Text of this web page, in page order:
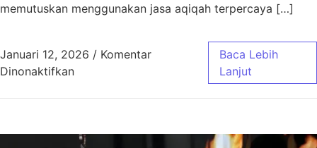
memutuskan menggunakan jasa aqiqah terpercaya […]
Januari 12, 2026 / Komentar
Dinonaktifkanpada Harga Aqiqah Bandung, Antar Gratis!
Baca Lebih
Lanjut